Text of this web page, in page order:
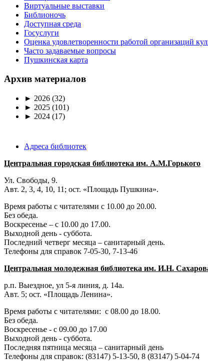
Виртуальные выставки
Библионочь
Доступная среда
Госуслуги
Оценка удовлетворенности работой организаций
Часто задаваемые вопросы
Пушкинская карта
Архив материалов
► 2026 (32)
► 2025 (101)
► 2024 (17)
Адреса библиотек
Центральная городская библиотека им. А.М.Горького
Ул. Свободы, 9.
Авт. 2, 3, 4, 10, 11; ост. «Площадь Пушкина».
Время работы с читателями с 10.00 до 20.00.
Без обеда.
Воскресенье – с 10.00 до 17.00.
Выходной день - суббота.
Последний четверг месяца – санитарный день.
Телефоны для справок 7-05-30, 7-13-46
Центральная молодежная библиотека им. И.Н.
р.п. Выездное, ул 5-я линия, д. 14а.
Авт. 5; ост. «Площадь Ленина».
Время работы с читателями: с 08.00 до 18.00.
Без обеда.
Воскресенье - с 09.00 до 17.00
Выходной день - суббота.
Последняя пятница месяца – санитарный день
Телефоны для справок: (83147) 5-13-50, 8 (83147) 5-04-74